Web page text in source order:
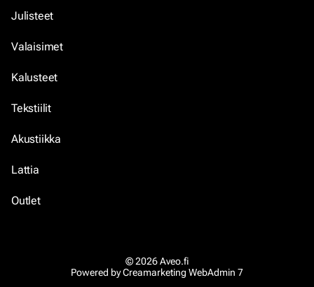
Julisteet
Valaisimet
Kalusteet
Tekstiilit
Akustiikka
Lattia
Outlet
© 2026 Aveo.fi
Powered byCreamarketing WebAdmin 7